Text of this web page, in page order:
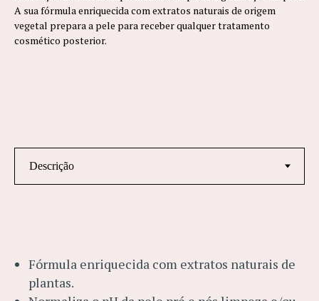
A sua fórmula enriquecida com extratos naturais de origem
vegetal prepara a pele para receber qualquer tratamento
cosmético posterior.
Fórmula enriquecida com extratos naturais de
plantas.